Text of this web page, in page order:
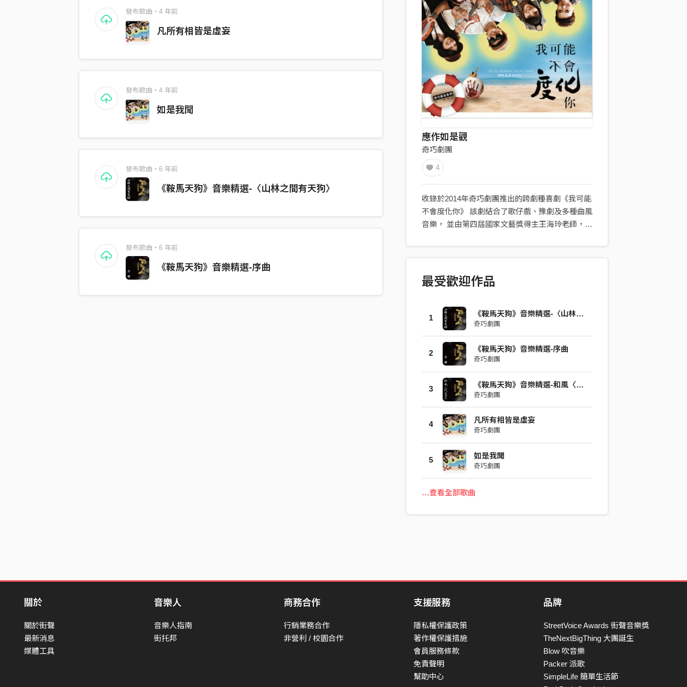
發布歌曲・4 年前
凡所有相皆是虛妄
發布歌曲・4 年前
如是我聞
發布歌曲・6 年前
《鞍馬天狗》音樂精選-〈山林之間有天狗〉
發布歌曲・6 年前
《鞍馬天狗》音樂精選-序曲
應作如是觀
奇巧劇團
4
收錄於2014年奇巧劇團推出的跨劇種喜劇《我可能
不會度化你》 該劇結合了歌仔戲、豫劇及多種曲風
音樂， 並由第四屆國家文藝獎得主王海玲老師，編
有善男子、善女人，發菩提心者，持於此經，乃至
四句偈等，受持讀誦，為人演說，其福勝彼。云何
切有為法，如夢幻泡影，如露亦如電，應作如是
觀。」 這四句偈語，是為整部經文的結尾。 曲中
除了胡琴伴奏之外，增加了低沉襯底的聲響跟音色
處理，以呼應劇情並襯托舞台上的氛圍。 演唱者：
王海玲 編腔設計：王海玲 編曲錄製：李常磊 二胡
演奏：劉映秀
最受歡迎作品
1 《鞍馬天狗》音樂精選-〈山林之間有天狗〉
奇巧劇團
2 《鞍馬天狗》音樂精選-序曲
奇巧劇團
3 《鞍馬天狗》音樂精選-和風〈代七字〉
奇巧劇團
4 凡所有相皆是虛妄
奇巧劇團
5 如是我聞
奇巧劇團
…查看全部歌曲
關於
關於街聲
最新消息
媒體工具
音樂人
音樂人指南
街托邦
商務合作
行銷業務合作
非營利 / 校園合作
支援服務
隱私權保護政策
著作權保護措施
會員服務條款
免責聲明
幫助中心
品牌
StreetVoice Awards 街聲音樂獎
TheNextBigThing 大團誕生
Blow 吹音樂
Packer 派歌
SimpleLife 簡單生活節